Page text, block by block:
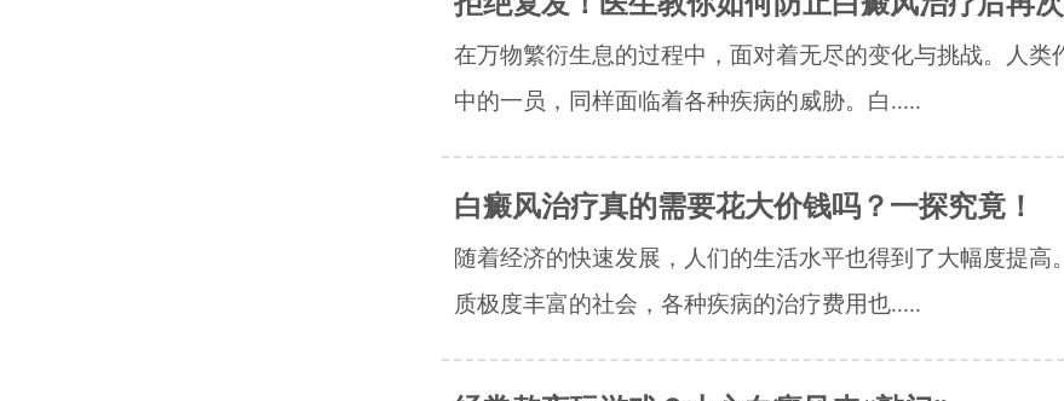
在万物繁衍生息的过程中，面对着无尽的变化与挑战。人类
中的一员，同样面临着各种疾病的威胁。白.....
白癜风治疗真的需要花大价钱吗？一探究竟！
随着经济的快速发展，人们的生活水平也得到了大幅度提高
质极度丰富的社会，各种疾病的治疗费用也.....